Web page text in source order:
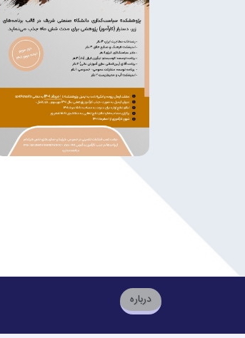
درباره